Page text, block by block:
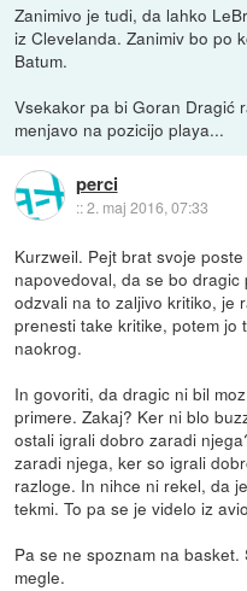
Zanimivo je tudi, da lahko
iz Clevelanda. Zanimiv bo po
Batum.
Vsekakor pa bi Goran Dragić
menjavo na pozicijo playa...
perci
::2. maj 2016, 07:33
Kurzweil. Pejt brat svoje
napovedoval, da se bo
odzvali na to zaljivo kritiko, je
prenesti take kritike, potem jo
naokrog.
In govoriti, da dragic ni bil
primere. Zakaj? Ker ni blo
ostali igrali dobro zaradi
zaradi njega, ker so igrali
razloge. In nihce ni rekel, da
tekmi. To pa se je videlo iz
Pa se ne spoznam na
megle.